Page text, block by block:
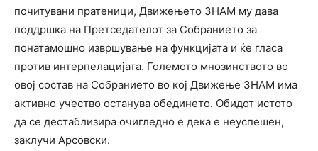
почитувани пратеници, Движењето ЗНАМ му дава
поддршка на Претседателот за Собранието за
понатамошно извршување на функцијата и ќе гласа
против интерпелацијата. Големото мнозинството во
овој состав на Собранието во кој Движење ЗНАМ има
активно учество останува обединето. Обидот истото
да се дестаблизира очигледно е дека е неуспешен,
заклучи Арсовски.